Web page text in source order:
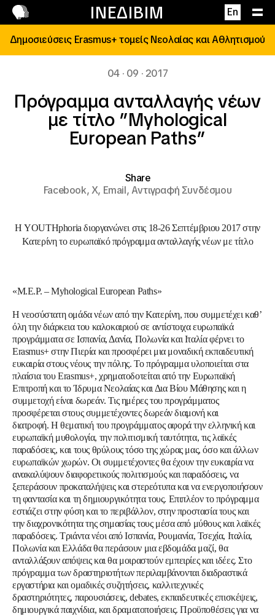
ΙΝΕΔΙΒΙΜ En
Επικοινωνία
Δημοσιεύσεις Erasmus+ τομείς Νεολαίας και Αθλητισμού
04 · 09 · 2017
Πρόγραμμα ανταλλαγής νέων
με τίτλο ”Myhological
European Paths”
Share
Facebook,X, Email,Αντιγραφή Συνδέσμου
Η YOUTHphoria διοργανώνει στις 18-26 Σεπτέμβριου 2017 στην
Kατερίνη το ευρωπαϊκό πρόγραμμα ανταλλαγής νέων με τίτλο
«M.E.P. – Myhological European Paths»
Η νεοσύστατη ομάδα νέων από την Κατερίνη, που συμμετέχει καθ’
όλη την διάρκεια του καλοκαιριού σε αντίστοιχα ευρωπαϊκά
προγράμματα σε Ισπανία, Δανία, Πολωνία και Ιταλία φέρνει το
Erasmus+ στην Πιερία και προσφέρει μια μοναδική εκπαιδευτική
ευκαιρία στους νέους την πόλης.Το πρόγραμμα υλοποιείται στα
πλαίσια του Erasmus+, χρηματοδοτείται από την Ευρωπαϊκή
Επιτροπή και το Ίδρυμα Νεολαίας και Δια Βίου Μάθησης και η
συμμετοχή είναι δωρεάν. Τις ημέρες του προγράμματος
προσφέρεται στους συμμετέχοντες δωρεάν διαμονή και
διατροφή. Η θεματική του προγράμματος αφορά την ελληνική και
ευρωπαϊκή μυθολογία, την πολιτισμική ταυτότητα, τις λαϊκές
παραδόσεις, και τους θρύλους τόσο της χώρας μας, όσο και άλλων
ευρωπαϊκών χωρών. Οι συμμετέχοντες θα έχουν την ευκαιρία να
ανακαλύψουν διαφορετικούς πολιτισμούς και παραδόσεις, να
ξεπεράσουν προκαταλήψεις και στερεότυπα και να ενεργοποιήσουν
τη φαντασία και τη δημιουργικότητα τους. Επιπλέον το πρόγραμμα
εστιάζει στην φύση και το περιβάλλον, στην προστασία τους και
την διαχρονικότητα της σημασίας τους μέσα από μύθους και λαϊκές
παραδόσεις.Τριάντα νέοι από Ισπανία, Ρουμανία, Τσεχία, Ιταλία,
Πολωνία και Ελλάδα θα περάσουν μια εβδομάδα μαζί, θα
ανταλλάξουν απόψεις και θα μοιραστούν εμπειρίες και ιδέες. Στο
πρόγραμμα των δραστηριοτήτων περιλαμβάνονται διαδραστικά
εργαστήρια και ομαδικές συζητήσεις, καλλιτεχνικές
δραστηριότητες, παρουσιάσεις, debates, εκπαιδευτικές επισκέψεις,
δημιουργικά παιχνίδια, και δραματοποιήσεις. Προϋποθέσεις για να